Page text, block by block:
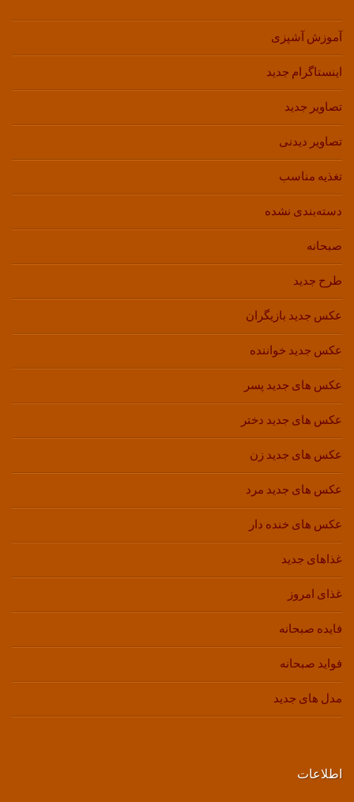
آموزش آشپزی
اینستاگرام جدید
تصاویر جدید
تصاویر دیدنی
تغذیه مناسب
دسته‌بندی نشده
صبحانه
طرح جدید
عکس جدید بازیگران
عکس جدید خواننده
عکس های جدید پسر
عکس های جدید دختر
عکس های جدید زن
عکس های جدید مرد
عکس های خنده دار
غذاهای جدید
غذای امروز
فایده صبحانه
فواید صبحانه
مدل های جدید
اطلاعات